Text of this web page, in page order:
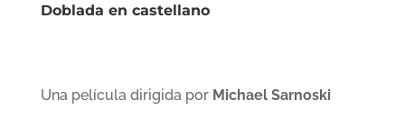
Doblada en castellano
Una película dirigida por Michael Sarnoski